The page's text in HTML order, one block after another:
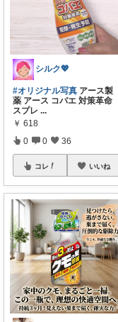
シルク💖
#オリジナル写真 アース製
薬 アース コバエ 対策革命
スプレ ...
￥ 618
0 0 36
コレ いいね